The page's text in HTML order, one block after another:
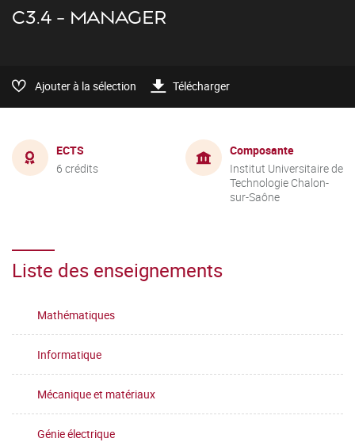
C3.4 - MANAGER
Ajouter à la sélection Télécharger
ECTS
6 crédits
Composante
Institut Universitaire de
Technologie Chalon-
sur-Saône
Liste des enseignements
Mathématiques
Informatique
Mécanique et matériaux
Génie électrique